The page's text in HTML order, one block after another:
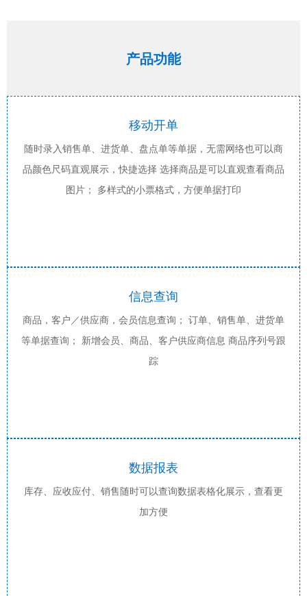
产品功能
移动开单
随时录入销售单、进货单、盘点单等单据，无需网络也可以商
品颜色尺码直观展示，快捷选择 选择商品是可以直观查看商品
图片； 多样式的小票格式，方便单据打印
信息查询
商品，客户／供应商，会员信息查询； 订单、销售单、进货单
等单据查询； 新增会员、商品、客户供应商信息 商品序列号跟
踪
数据报表
库存、应收应付、销售随时可以查询数据表格化展示，查看更
加方便